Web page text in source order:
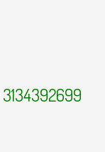
3134392699